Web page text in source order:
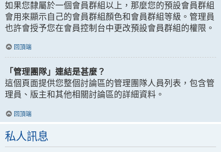
如果您隸屬於一個會員群組以上，那麼您的預設會員群組
會用來顯示自己的會員群組顏色和會員群組等級。管理員
也許會授予您在會員控制台中更改預設會員群組的權限。
回頂端
「管理團隊」連結是甚麼？
這個頁面提供您整個討論區的管理團隊人員列表，包含管
理員、版主和其他相關討論區的詳細資料。
回頂端
私人訊息